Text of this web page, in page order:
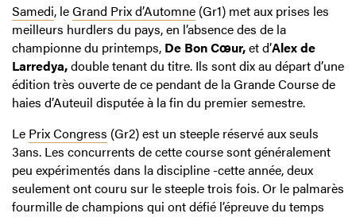
Samedi, leGrand Prix d’Automne (Gr1) met aux prises les
meilleurs hurdlers du pays, en l’absence des de la
championne du printemps, De Bon Cœur,et d’Alex de
Larredya,double tenant du titre. Ils sont dix au départ d’une
édition très ouverte de ce pendant de la Grande Course de
haies d’Auteuil disputée à la fin du premier semestre.
Le Prix Congress (Gr2) est un steeple réservé aux seuls
3ans. Les concurrents de cette course sont généralement
peu expérimentés dans la discipline -cette année, deux
seulement ont couru sur le steeple trois fois. Or le palmarès
fourmille de champions qui ont défié l’épreuve du temps